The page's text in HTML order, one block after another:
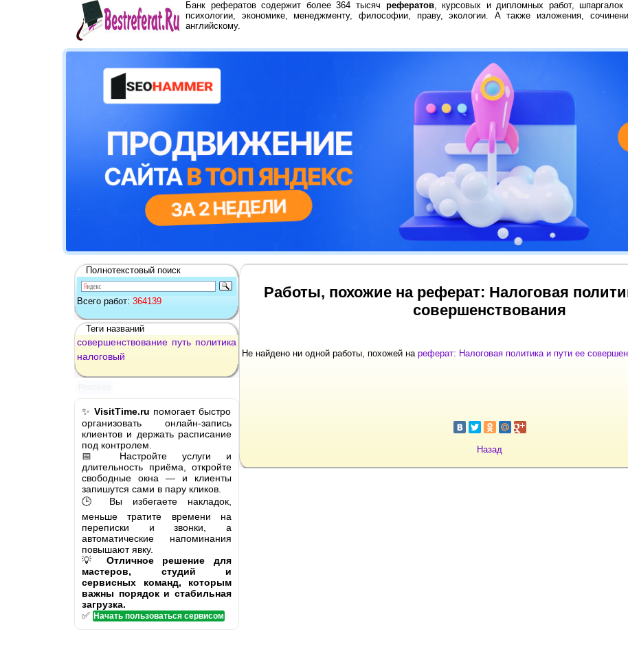
Банк рефератов содержит более 364 тысяч рефератов, курсовых и дипломных работ,
психологии, экономике, менеджменту, философии, праву, экологии. А также изложения,
английскому.
Полнотекстовый поиск
Всего работ: 364139
Теги названий
совершенствование путь политика
налоговый
✨ VisitTime.ru помогает быстро
организовать онлайн-запись
клиентов и держать расписание
под контролем.
📅 Настройте услуги и
длительность приёма, откройте
свободные окна — и клиенты
запишутся сами в пару кликов.
🕒 Вы избегаете накладок,
меньше тратите времени на
переписки и звонки, а
автоматические напоминания
повышают явку.
💡 Отличное решение для
мастеров, студий и
сервисных команд, которым
важны порядок и стабильная
загрузка.
✅ Начать пользоваться сервисом
Работы, похожие на реферат: Налоговая
совершенствования
Не найдено ни одной работы, похожей на реферат: Налоговая политика и пути ее
Назад